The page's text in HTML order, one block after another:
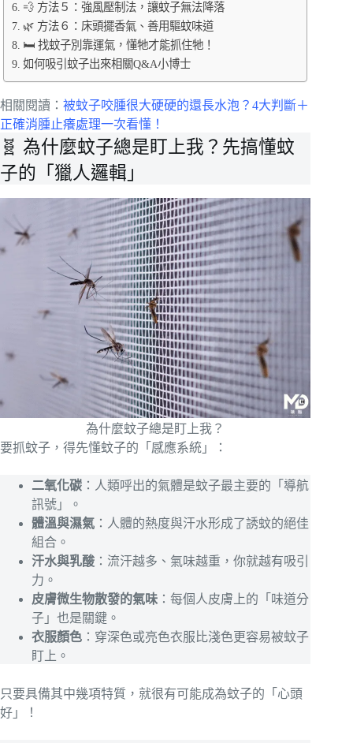
💨 方法５：強風壓制法，讓蚊子無法降落
🌿 方法６：床頭擺香氣、善用驅蚊味道
🛏️ 找蚊子別靠運氣，懂牠才能抓住牠！
如何吸引蚊子出來相關Q&A小博士
相關閱讀： 被蚊子咬腫很大硬硬的還長水泡？4大判斷＋
正確消腫止癢處理一次看懂！
🧬 為什麼蚊子總是盯上我？先搞懂蚊
子的「獵人邏輯」
為什麼蚊子總是盯上我？
要抓蚊子，得先懂蚊子的「感應系統」：
二氧化碳 ：人類呼出的氣體是蚊子最主要的「導航
訊號」。
體溫與濕氣 ：人體的熱度與汗水形成了誘蚊的絕佳
組合。
汗水與乳酸 ：流汗越多、氣味越重，你就越有吸引
力。
皮膚微生物散發的氣味 ：每個人皮膚上的「味道分
子」也是關鍵。
衣服顏色 ：穿深色或亮色衣服比淺色更容易被蚊子
盯上。
只要具備其中幾項特質，就很有可能成為蚊子的「心頭
好」！